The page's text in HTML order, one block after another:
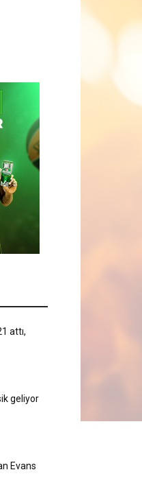
attı,
geliyor
Evans